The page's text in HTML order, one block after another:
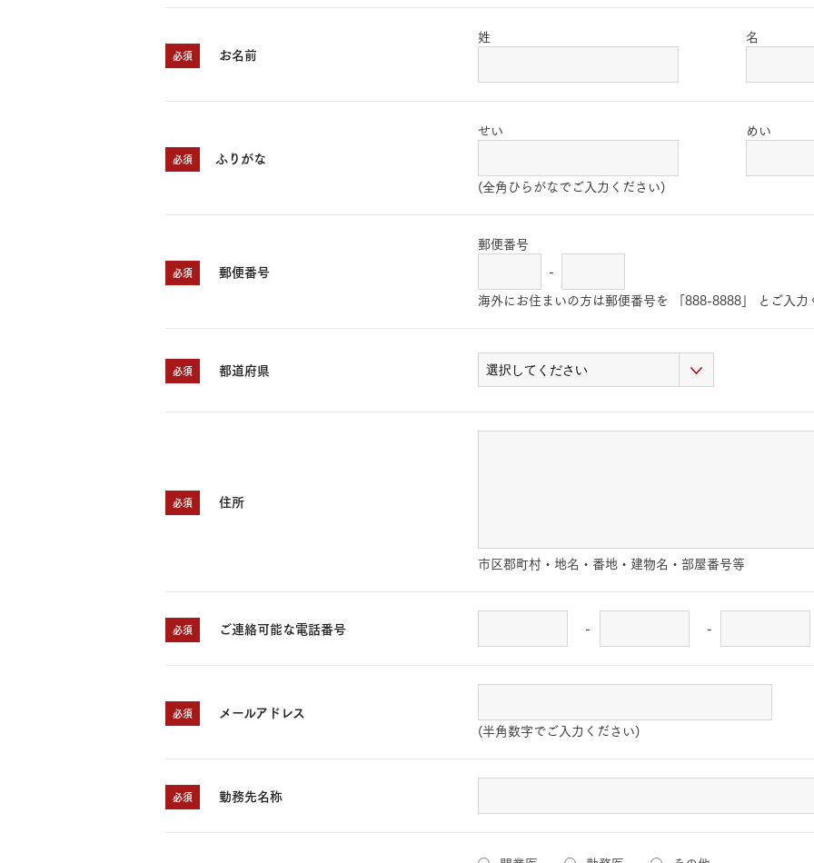
必須 お名前
姓 名
必須 ふりがな
せい めい
(全角ひらがなでご入力ください)
必須 郵便番号
郵便番号
-
海外にお住まいの方は郵便番号を 「888-8888」 とご入力
必須 都道府県
必須 住所
市区郡町村・地名・番地・建物名・部屋番号等
必須 ご連絡可能な電話番号 - -
必須 メールアドレス
(半角数字でご入力ください)
必須 勤務先名称